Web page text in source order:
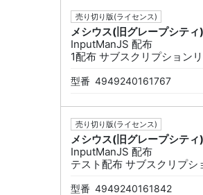
売り切り版(ライセンス)
メシウス(旧グレープシティ)
InputManJS 配布
1配布 サブスクリプション
型番 4949240161767
売り切り版(ライセンス)
メシウス(旧グレープシティ)
InputManJS 配布
テスト配布 サブスクリプシ
型番 4949240161842